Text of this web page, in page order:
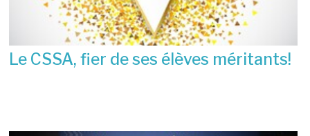
Le CSSA, fier de ses élèves méritants!